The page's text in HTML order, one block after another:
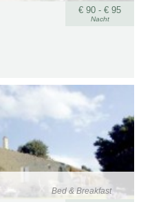
€ 90 - € 95
Nacht
Bed & Breakfast